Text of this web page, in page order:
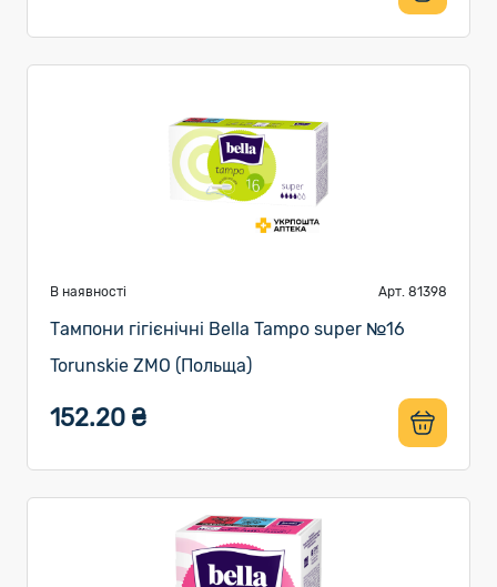
В наявності Арт. 81398
Тампони гігієнічні Bella Tampo super №16
Torunskie ZMO (Польща)
152.20 ₴